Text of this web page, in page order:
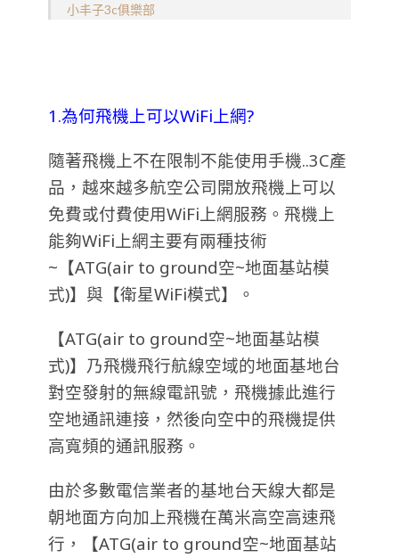
小丰子3c俱樂部
1.為何飛機上可以WiFi上網?
隨著飛機上不在限制不能使用手機..3C產
品，越來越多航空公司開放飛機上可以
免費或付費使用WiFi上網服務。飛機上
能夠WiFi上網主要有兩種技術
~【ATG(air to ground空~地面基站模
式)】與【衛星WiFi模式】。
【ATG(air to ground空~地面基站模
式)】乃飛機飛行航線空域的地面基地台
對空發射的無線電訊號，飛機據此進行
空地通訊連接，然後向空中的飛機提供
高寬頻的通訊服務。
由於多數電信業者的基地台天線大都是
朝地面方向加上飛機在萬米高空高速飛
行，【ATG(air to ground空~地面基站